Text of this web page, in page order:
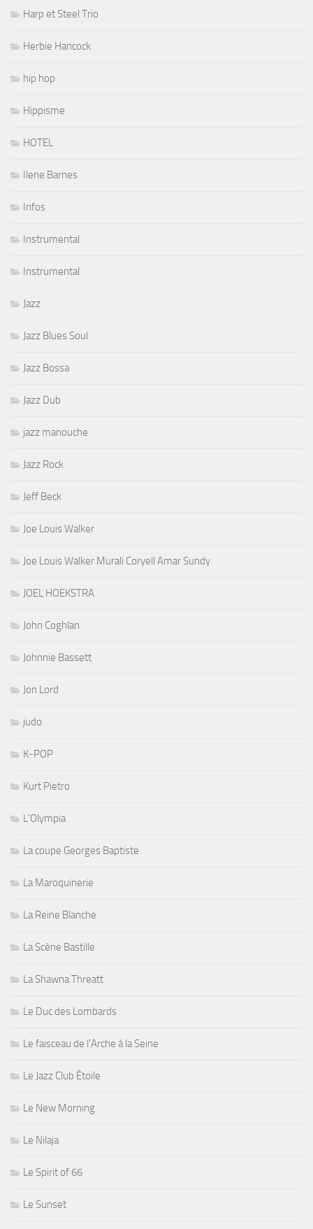
Harp et Steel Trio
Herbie Hancock
hip hop
Hippisme
HOTEL
Ilene Barnes
Infos
Instrumental
Instrumental
Jazz
Jazz Blues Soul
Jazz Bossa
Jazz Dub
jazz manouche
Jazz Rock
Jeff Beck
Joe Louis Walker
Joe Louis Walker Murali Coryell Amar Sundy
JOEL HOEKSTRA
John Coghlan
Johnnie Bassett
Jon Lord
judo
K-POP
Kurt Pietro
L'Olympia
La coupe Georges Baptiste
La Maroquinerie
La Reine Blanche
La Scène Bastille
La Shawna Threatt
Le Duc des Lombards
Le faisceau de l'Arche à la Seine
Le Jazz Club Étoile
Le New Morning
Le Nilaja
Le Spirit of 66
Le Sunset